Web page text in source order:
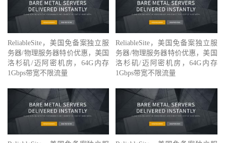
ReliableSite，美国免备案独立服
务器/物理服务器特价优惠，美国
洛杉矶/迈阿密机房，64G内存
1Gbps带宽不限流量
ReliableSite，美国免备案独立服
务器/物理服务器特价优惠，美国
洛杉矶/迈阿密机房，64G内存
1Gbps带宽不限流量